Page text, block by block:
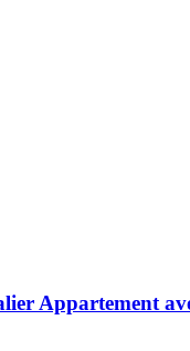
Appartement